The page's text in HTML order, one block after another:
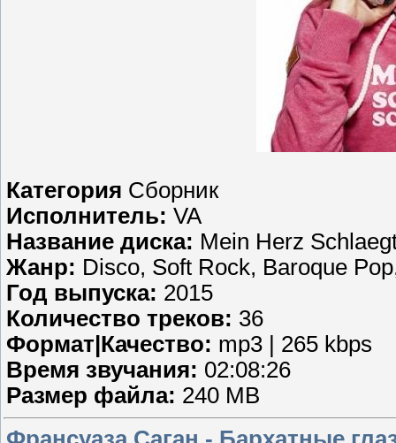
Категория Сборник
Исполнитель: VA
Название диска: Mein Herz
Жанр: Disco, Soft Rock, Baroque
Год выпуска: 2015
Количество треков: 36
Формат|Качество: mp3 | 265 kbps
Время звучания: 02:08:26
Размер файла: 240 MB